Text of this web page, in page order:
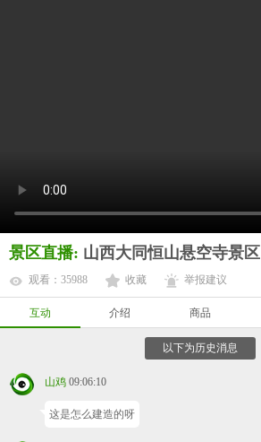
景区直播: 山西大同恒山悬空寺景区
观看：35988 收藏 举报建议
互动 介绍 商品
以下为历史消息
山鸡 09:06:10
这是怎么建造的呀